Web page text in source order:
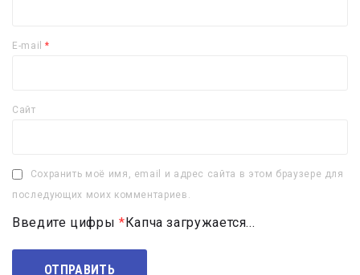
E-mail*
Сайт
Сохранить моё имя, email и адрес сайта в этом браузере для
последующих моих комментариев.
Введите цифры * Капча загружается...